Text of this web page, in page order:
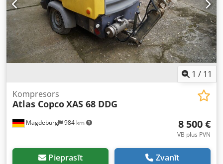
1 / 11
Magdeburg 984 km
Kompresors
Atlas CopcoXAS 68 DDG
8 500 €
VB plus PVN
Pieprasīt Zvanīt